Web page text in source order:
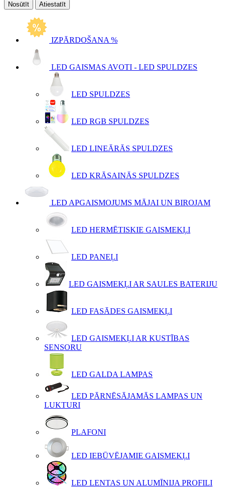
Atiestatīt
IZPĀRDOŠANA %
LED GAISMAS AVOTI - LED SPULDZES
LED SPULDZES
LED RGB SPULDZES
LED LINEĀRĀS SPULDZES
LED KRĀSAINĀS SPULDZES
LED APGAISMOJUMS MĀJAI UN BIROJAM
LED HERMĒTISKIE GAISMEKĻI
LED PANEĻI
LED GAISMEKĻI AR SAULES BATERIJU
LED FASĀDES GAISMEKĻI
LED GAISMEKĻI AR KUSTĪBAS
SENSORU
LED GALDA LAMPAS
LED PĀRNĒSĀJAMĀS LAMPAS UN
LUKTURI
PLAFONI
LED IEBŪVĒJAMIE GAISMEKĻI
LED LENTAS UN ALUMĪNIJA PROFILI